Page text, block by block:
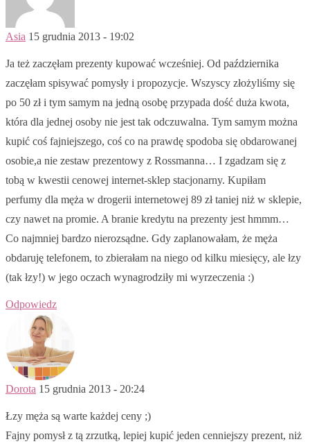
Asia 15 grudnia 2013 - 19:02
Ja też zaczęłam prezenty kupować wcześniej. Od października
zaczęłam spisywać pomysły i propozycje. Wszyscy złożyliśmy się
po 50 zł i tym samym na jedną osobę przypada dość duża kwota,
która dla jednej osoby nie jest tak odczuwalna. Tym samym można
kupić coś fajniejszego, coś co na prawdę spodoba się obdarowanej
osobie,a nie zestaw prezentowy z Rossmanna… I zgadzam się z
tobą w kwestii cenowej internet-sklep stacjonarny. Kupiłam
perfumy dla męża w drogerii internetowej 89 zł taniej niż w sklepie,
czy nawet na promie. A branie kredytu na prezenty jest hmmm…
Co najmniej bardzo nierozsądne. Gdy zaplanowałam, że męża
obdaruję telefonem, to zbierałam na niego od kilku miesięcy, ale łzy
(tak łzy!) w jego oczach wynagrodziły mi wyrzeczenia :)
Odpowiedz
Dorota 15 grudnia 2013 - 20:24
Łzy męża są warte każdej ceny ;)
Fajny pomysł z tą zrzutką, lepiej kupić jeden cenniejszy prezent, niż